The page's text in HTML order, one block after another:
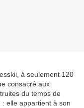
à seulement 120
consacré aux
du temps de
: elle appartient à son